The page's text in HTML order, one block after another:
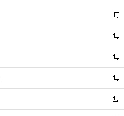
開
く
ウ
で
開
く
ン
ド
ウ
で
開
く
ウ
ィ
ン
ド
ウ
で
開
く
新
し
い
ウ
ィ
ン
ド
ウ
で
開
新
し
い
ウ
ィ
ン
ド
ウ
新
し
い
ウ
ィ
ン
新
し
い
ウ
新
し